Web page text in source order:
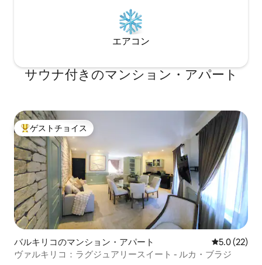
エアコン
サウナ付きのマンション・アパート
大好評のゲストチョイスです。
ゲストチョイス
バルキリコのマンション・アパート レビュー22
5.0 (22)
ヴァルキリコ：ラグジュアリースイート - ルカ・ブラジ